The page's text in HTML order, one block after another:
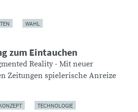
WAHL
zum Eintauchen
Reality - Mit neuer
Zeitungen spielerische Anreize
TECHNOLOGIE